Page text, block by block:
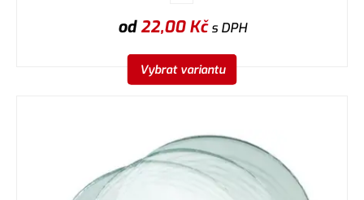
od22,00Kčs DPH
Vybrat variantu